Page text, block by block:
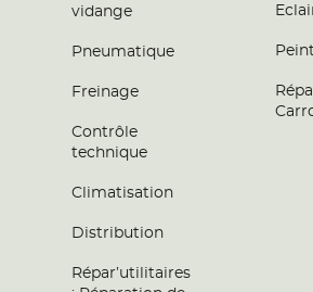
vidange
Pneumatique
Freinage
Contrôle
technique
Climatisation
Distribution
Répar’utilitaires